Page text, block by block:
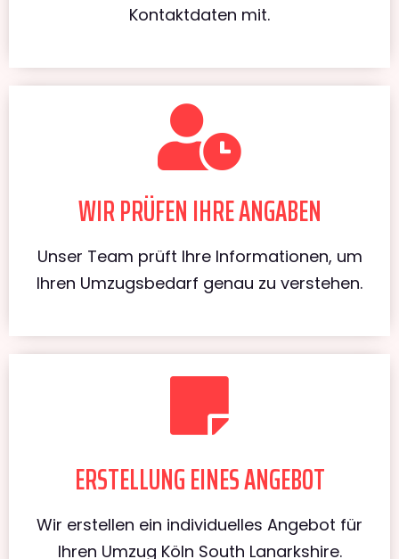
Kontaktdaten mit.
WIR PRÜFEN IHRE ANGABEN
Unser Team prüft Ihre Informationen, um
Ihren Umzugsbedarf genau zu verstehen.
ERSTELLUNG EINES ANGEBOT
Wir erstellen ein individuelles Angebot für
Ihren Umzug Köln South Lanarkshire.